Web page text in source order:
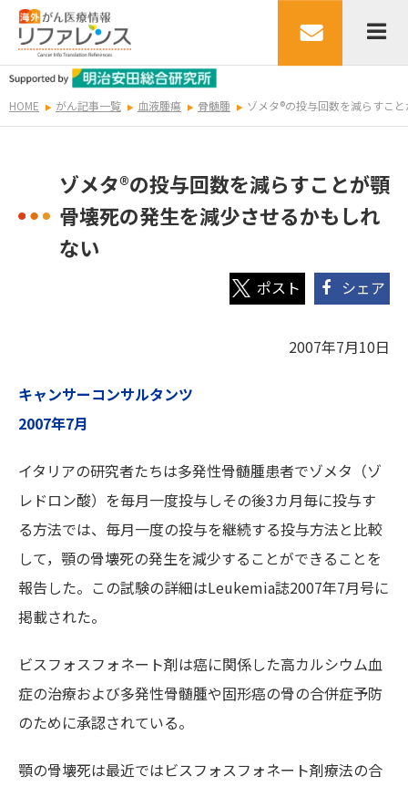
HOME がん記事一覧 血液腫瘍 骨髄腫 ゾメタ®の投与回数を減らすこ
ゾメタ®の投与回数を減らすことが顎
骨壊死の発生を減少させるかもしれ
ない
シェア
2007年7月10日
キャンサーコンサルタンツ
2007年7月
イタリアの研究者たちは多発性骨髄腫患者でゾメタ（ゾ
レドロン酸）を毎月一度投与しその後3カ月毎に投与す
る方法では、毎月一度の投与を継続する投与方法と比較
して，顎の骨壊死の発生を減少することができることを
報告した。この試験の詳細はLeukemia誌2007年7月号に
掲載された。
ビスフォスフォネート剤は癌に関係した高カルシウム血
症の治療および多発性骨髄腫や固形癌の骨の合併症予防
のために承認されている。
顎の骨壊死は最近ではビスフォスフォネート剤療法の合